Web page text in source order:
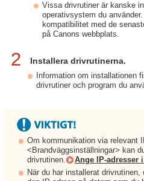
Vissa drivrutiner är kanske
operativsystem du
kompatibilitet med de
på Canons webbplats.
2 Installera drivrutinerna.
Information om installationen
drivrutiner och program du
Om kommunikation via relevant
<Brandväggsinställningar> kan
drivrutinen.
Ange IP-adresser
När du har installerat